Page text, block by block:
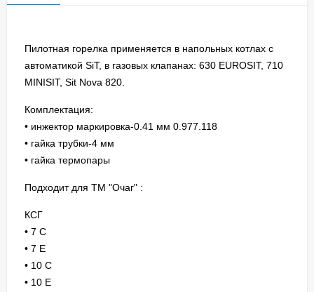
Пилотная горелка применяется в напольных котлах с
автоматикой SiT, в газовых клапанах: 630 EUROSIT, 710
MINISIT, Sit Nova 820.
Комплектация:
• инжектор маркировка-0.41 мм 0.977.118
• гайка трубки-4 мм
• гайка термопары
Подходит для ТМ "Очаг" :
КСГ
• 7 С
• 7 Е
• 10 С
• 10 Е